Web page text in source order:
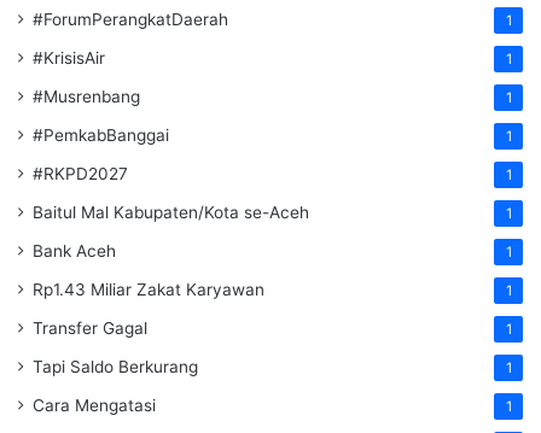
#ForumPerangkatDaerah 1
#KrisisAir 1
#Musrenbang 1
#PemkabBanggai 1
#RKPD2027 1
Baitul Mal Kabupaten/Kota se-Aceh 1
Bank Aceh 1
Rp1.43 Miliar Zakat Karyawan 1
Transfer Gagal 1
Tapi Saldo Berkurang 1
Cara Mengatasi 1